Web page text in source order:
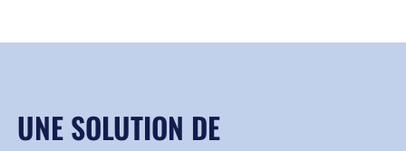
UNE SOLUTION DE